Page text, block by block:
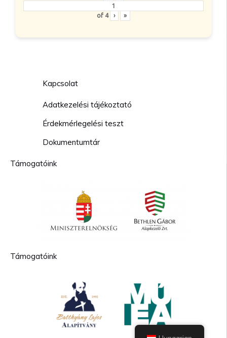
of 4 › »
Kapcsolat
Adatkezelési tájékoztató
Érdekmérlegelési teszt
Dokumentumtár
Támogatóink
Támogatóink